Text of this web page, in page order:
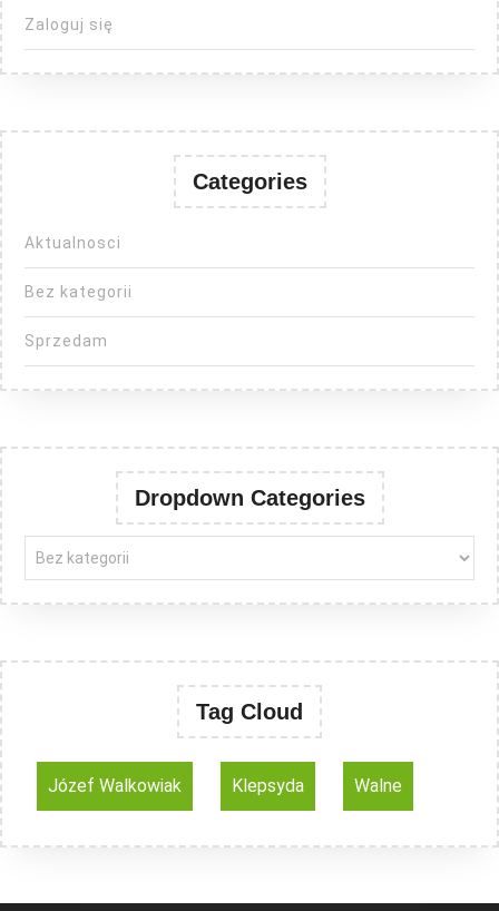
Zaloguj się
Categories
Aktualnosci
Bez kategorii
Sprzedam
Dropdown Categories
Tag Cloud
Józef Walkowiak Klepsyda Walne